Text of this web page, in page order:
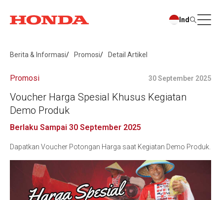
Ind
Berita & Informasi Promosi Detail Artikel
Promosi 30 September 2025
Voucher Harga Spesial Khusus Kegiatan
Demo Produk
Berlaku Sampai 30 September 2025
Dapatkan Voucher Potongan Harga saat Kegiatan Demo Produk.